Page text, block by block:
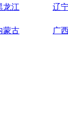
龙江 辽
蒙古 广